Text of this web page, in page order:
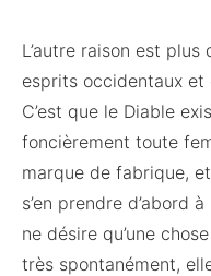
L’autre raison est
esprits occidentaux et
C’est que le Diable
foncièrement toute
marque de fabrique,
s’en prendre d’abord
ne désire qu’une
très spontanément,